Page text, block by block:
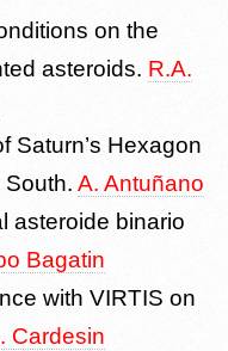
on the
asteroids. R.A.
Saturn’s Hexagon
South. A. Antuñano
asteroide binario
Bagatin
with VIRTIS on
Cardesin